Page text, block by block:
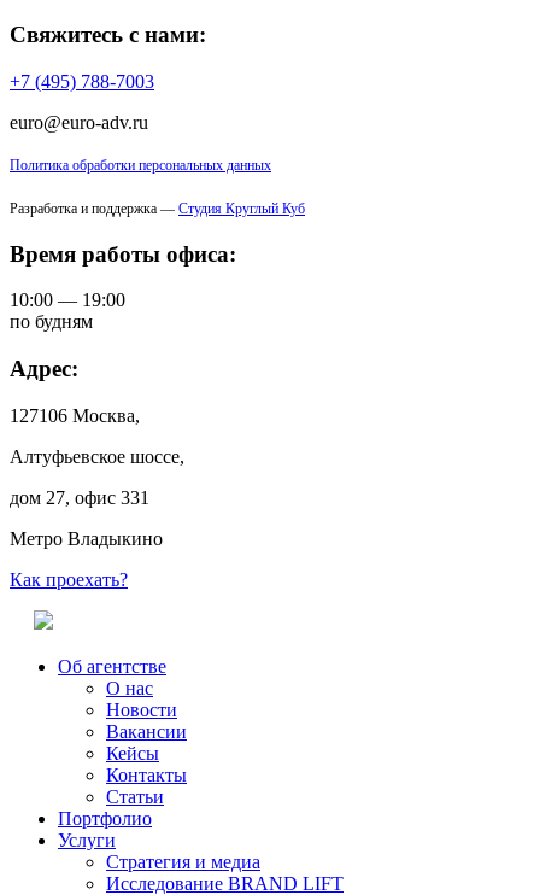
Свяжитесь с нами:
+7 (495) 788-7003
euro@euro-adv.ru
Политика обработки персональных данных
Разработка и поддержка — Студия Круглый Куб
Время работы офиса:
10:00 — 19:00
по будням
Адрес:
127106 Москва,
Алтуфьевское шоссе,
дом 27, офис 331
Метро Владыкино
Как проехать?
Об агентстве
О нас
Новости
Вакансии
Кейсы
Контакты
Статьи
Портфолио
Услуги
Стратегия и медиа
Исследование BRAND LIFT